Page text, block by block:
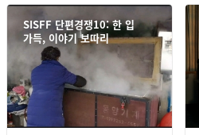
SISFF 단편경쟁10: 한 입
가득, 이야기 보따리